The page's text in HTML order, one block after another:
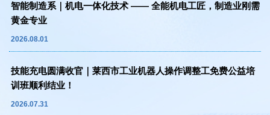
智能制造系｜机电一体化技术 —— 全能机电工匠，制造业刚需
黄金专业
2026.08.01
技能充电圆满收官｜莱西市工业机器人操作调整工免费公益培
训班顺利结业！
2026.07.31